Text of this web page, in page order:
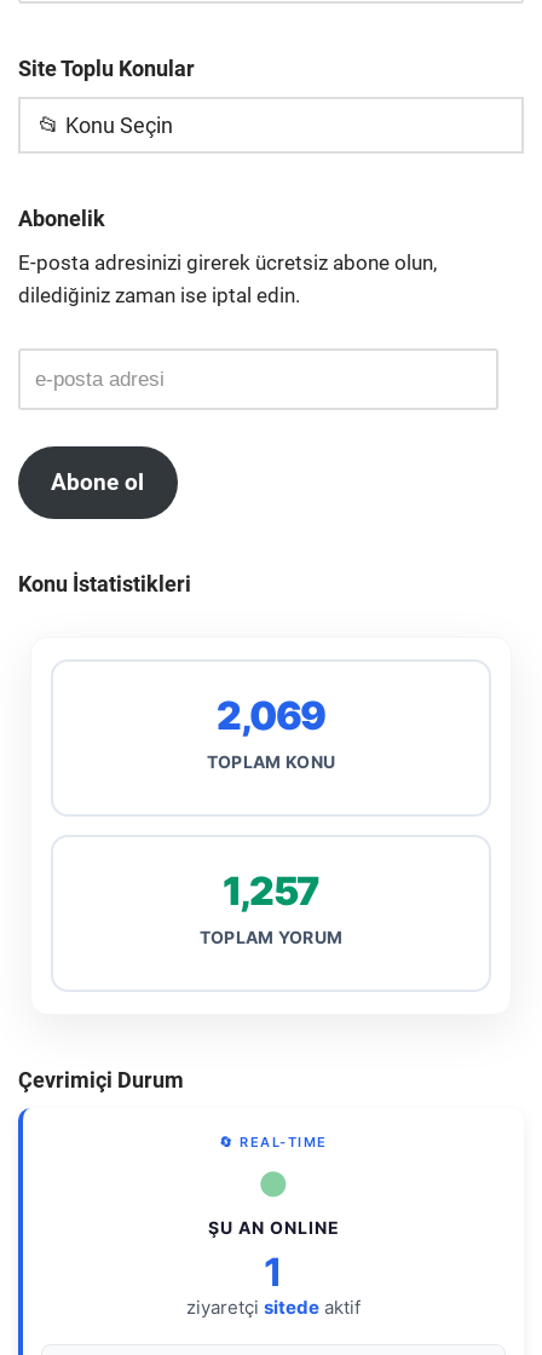
Site Toplu Konular
📂 Konu Seçin
Abonelik
E-posta adresinizi girerek ücretsiz abone olun,
dilediğiniz zaman ise iptal edin.
Abone ol
Konu İstatistikleri
2,069
TOPLAM KONU
1,257
TOPLAM YORUM
Çevrimiçi Durum
🔄 REAL-TIME
●
ŞU AN ONLINE
1
ziyaretçi sitede aktif